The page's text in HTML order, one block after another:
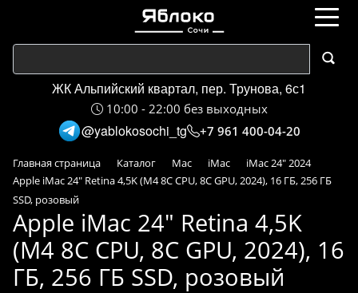
ЖК Альпийский квартал, пер. Трунова, 6с1
10:00 - 22:00 без выходных
@yablokosochi_tg +7 961 400-04-20
Главная страница Каталог Mac iMac
iMac 24" 2024
Apple iMac 24" Retina 4,5K (M4 8C CPU, 8C GPU, 2024), 16 ГБ, 256 ГБ
SSD, розовый
Apple iMac 24" Retina 4,5K
(M4 8C CPU, 8C GPU, 2024), 16
ГБ, 256 ГБ SSD, розовый